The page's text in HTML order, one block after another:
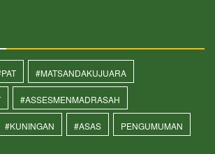
#MATSANDAKUJUARA
#ASSESMENMADRASAH
#KUNINGAN #ASAS PENGUMUMAN